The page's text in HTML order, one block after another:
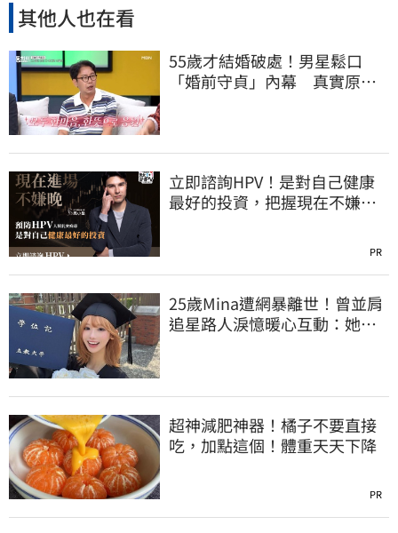
其他人也在看
55歲才結婚破處！男星鬆口
「婚前守貞」內幕 真實原因
立即諮詢HPV！是對自己健康
最好的投資，把握現在不嫌
PR
25歲Mina遭網暴離世！曾並肩
追星路人淚憶暖心互動：她真
超神減肥神器！橘子不要直接
吃，加點這個！體重天天下降
PR